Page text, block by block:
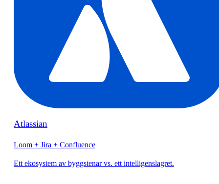
Atlassian
Loom + Jira + Confluence